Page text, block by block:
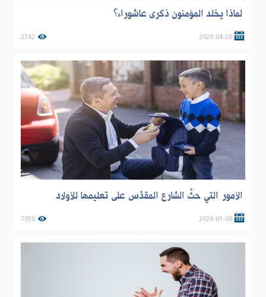
لماذا يخلد المؤمنون ذكرى عاشوراء؟
2020-04-20
2742
الأمور التي حثّ الشارع المقدّس على تعليمها للأولاد
2026-01-09
7950